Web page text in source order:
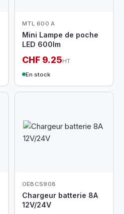
MTL 600 A
Mini Lampe de poche
LED 600lm
CHF 9.25HT
En stock
OEBCS908
Chargeur batterie 8A
12V/24V